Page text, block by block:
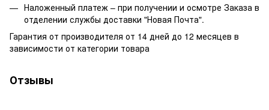
Наложенный платеж – при получении и осмотре Заказа в
отделении службы доставки "Новая Почта".
Гарантия от производителя от 14 дней до 12 месяцев в
зависимости от категории товара
Отзывы